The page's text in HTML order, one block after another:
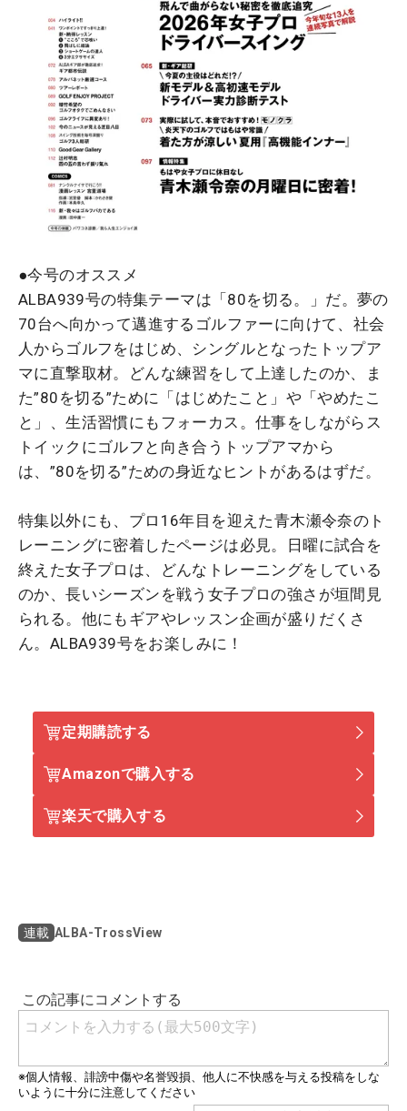
●今号のオススメ
ALBA939号の特集テーマは「80を切る。」だ。夢の
70台へ向かって邁進するゴルファーに向けて、社会
人からゴルフをはじめ、シングルとなったトップア
マに直撃取材。どんな練習をして上達したのか、ま
た”80を切る”ために「はじめたこと」や「やめたこ
と」、生活習慣にもフォーカス。仕事をしながらス
トイックにゴルフと向き合うトップアマから
は、”80を切る”ための身近なヒントがあるはずだ。
特集以外にも、プロ16年目を迎えた青木瀬令奈のト
レーニングに密着したページは必見。日曜に試合を
終えた女子プロは、どんなトレーニングをしている
のか、長いシーズンを戦う女子プロの強さが垣間見
られる。他にもギアやレッスン企画が盛りだくさ
ん。ALBA939号をお楽しみに！
定期購読する
Amazonで購入する
楽天で購入する
連載 ALBA-TrossView